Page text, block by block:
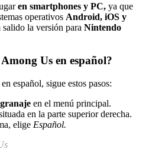
en smartphones y PC, ya que
operativos Android, iOS y
salido la versión para Nintendo
Us en español?
español, sigue estos pasos:
en el menú principal.
en la parte superior derecha.
elige Español.